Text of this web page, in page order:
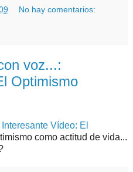
No hay comentarios:
voz...:
Optimismo
Vídeo: El
como actitud de vida...